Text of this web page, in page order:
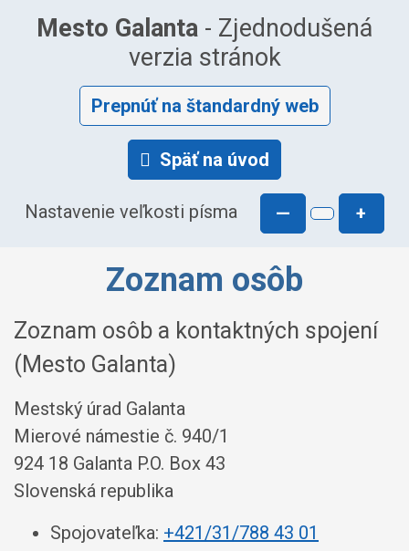
Mesto Galanta - Zjednodušená
verzia stránok
Prepnúť na štandardný web
Späť na úvod
Nastavenie veľkosti písma — +
Zoznam osôb
Zoznam osôb a kontaktných spojení
(Mesto Galanta)
Mestský úrad Galanta
Mierové námestie č. 940/1
924 18 Galanta P.O. Box 43
Slovenská republika
Spojovateľka: +421/31/788 43 01